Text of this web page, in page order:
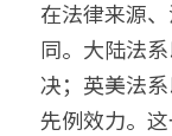
在法律来源
同。大陆法
决；英美法
先例效力。